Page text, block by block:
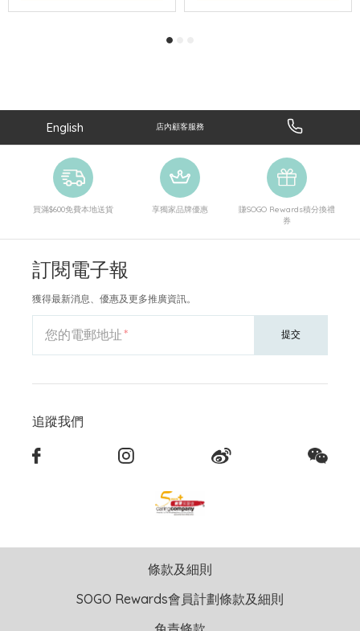
English 店內顧客服務
買滿$600免費本地送貨 享獨家品牌優惠
賺SOGO Rewards積分換禮
券
訂閱電子報
獲得最新消息、優惠及更多推廣資訊。
您的電郵地址 提交
追蹤我們
條款及細則
SOGO Rewards會員計劃條款及細則